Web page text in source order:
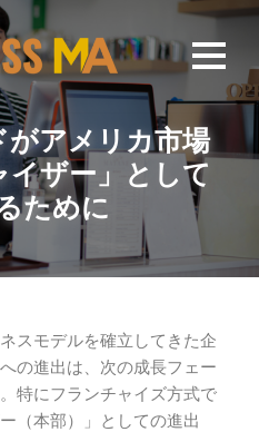
アメリカ市場
ザー」として
ために
スモデルを確立してきた企
の進出は、次の成長フェー
特にフランチャイズ方式で
（本部）」としての進出